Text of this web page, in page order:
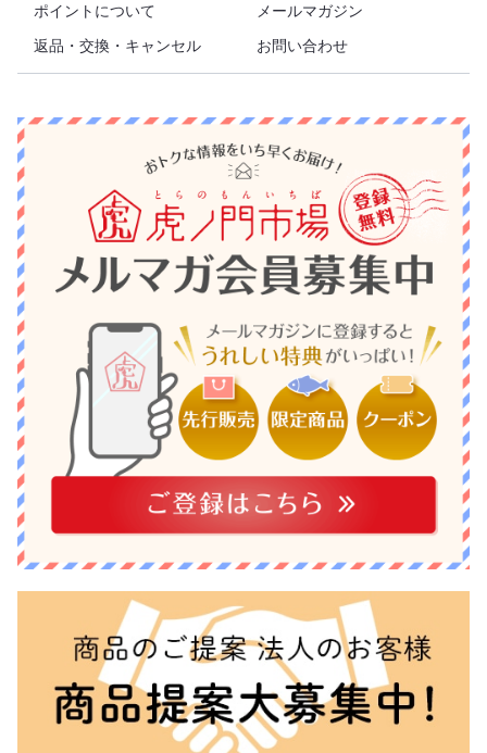
ポイントについて
メールマガジン
返品・交換・キャンセル
お問い合わせ